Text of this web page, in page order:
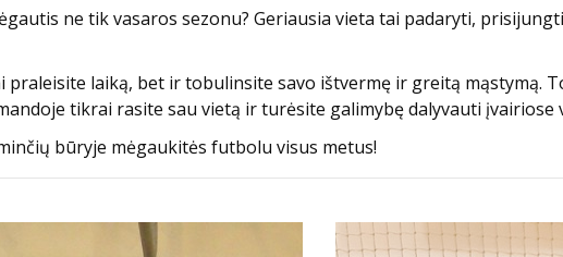
ne tik vasaros sezonu? Geriausia vieta tai padaryti,
laiką, bet ir tobulinsite savo ištvermę ir greitą mąstymą.
tikrai rasite sau vietą ir turėsite galimybę dalyvauti įvairiose
būryje mėgaukitės futbolu visus metus!